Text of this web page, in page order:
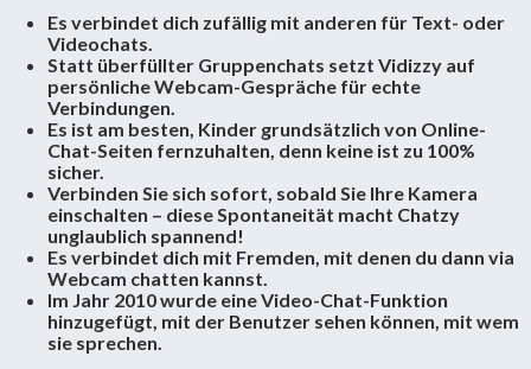
Es verbindet dich zufällig mit anderen für Text- oder
Videochats.
Statt überfüllter Gruppenchats setzt Vidizzy auf
persönliche Webcam-Gespräche für echte
Verbindungen.
Es ist am besten, Kinder grundsätzlich von Online-
Chat-Seiten fernzuhalten, denn keine ist zu 100%
sicher.
Verbinden Sie sich sofort, sobald Sie Ihre Kamera
einschalten – diese Spontaneität macht Chatzy
unglaublich spannend!
Es verbindet dich mit Fremden, mit denen du dann via
Webcam chatten kannst.
Im Jahr 2010 wurde eine Video-Chat-Funktion
hinzugefügt, mit der Benutzer sehen können, mit wem
sie sprechen.